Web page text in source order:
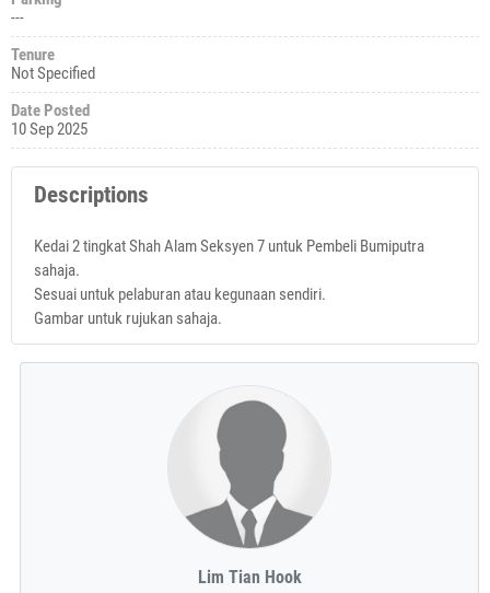
---
Tenure
Not Specified
Date Posted
10 Sep 2025
Descriptions
Kedai 2 tingkat Shah Alam Seksyen 7 untuk Pembeli Bumiputra
sahaja.
Sesuai untuk pelaburan atau kegunaan sendiri.
Gambar untuk rujukan sahaja.
Lim Tian Hook